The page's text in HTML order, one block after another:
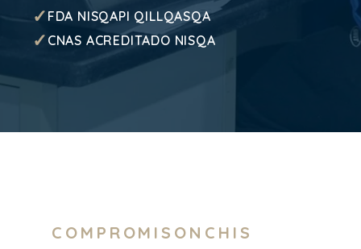
✓ FDA NISQAPI QILLQASQA
✓ CNAS ACREDITADO NISQA
COMPROMISONCHIS